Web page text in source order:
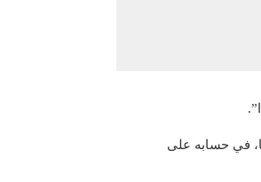
في حسابه على